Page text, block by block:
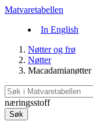
Matvaretabellen
In English
Nøtter og frø
Nøtter
Macadamianøtter
næringsstoff
Søk